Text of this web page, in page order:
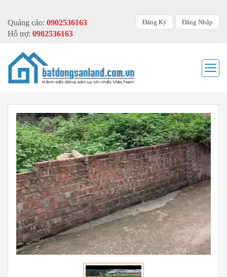
Quảng cáo: 0902536163
Hỗ trợ: 0902536163
Đăng Ký Đăng Nhập